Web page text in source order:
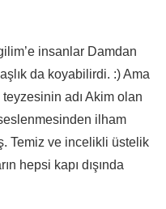
insanlar Damdan
da koyabilirdi. :) Ama
teyzesinin adı Akim olan
ilham
Temiz ve incelikli üstelik
hepsi kapı dışında